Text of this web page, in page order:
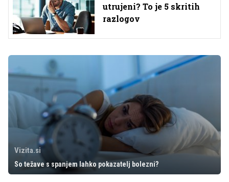
utrujeni? To je 5 skritih
razlogov
Vizita.si
So težave s spanjem lahko pokazatelj bolezni?